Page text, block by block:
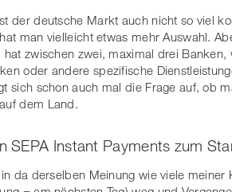
der deutsche Markt auch nicht so viel
man vielleicht etwas mehr Auswahl.
hat zwischen zwei, maximal drei
oder andere spezifische
sich schon auch mal die Frage auf, ob
dem Land.
SEPA Instant Payments zum
da derselben Meinung wie viele meiner